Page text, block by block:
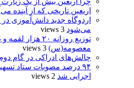
اربعین تاریخی که از آینده
اردوگاه جدید دانش‌آموزی
می‌شود 3 views
توزیع روزانه
معصومه(س) 3 views
چالش‌های ادراکی در گام
۹۴ درصد مصوبات ستاد
اجرایی شد 2 views